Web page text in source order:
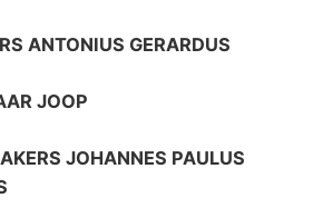
ANTONIUS GERARDUS
JOOP
JOHANNES PAULUS